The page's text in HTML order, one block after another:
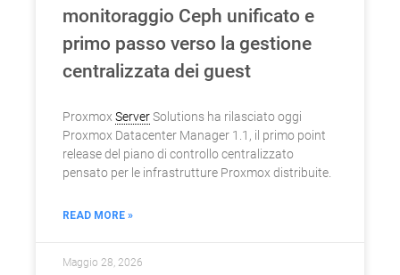
monitoraggio Ceph unificato e
primo passo verso la gestione
centralizzata dei guest
Proxmox ServerSolutions ha rilasciato oggi
Proxmox Datacenter Manager 1.1, il primo point
release del piano di controllo centralizzato
pensato per le infrastrutture Proxmox distribuite.
READ MORE »
Maggio 28, 2026